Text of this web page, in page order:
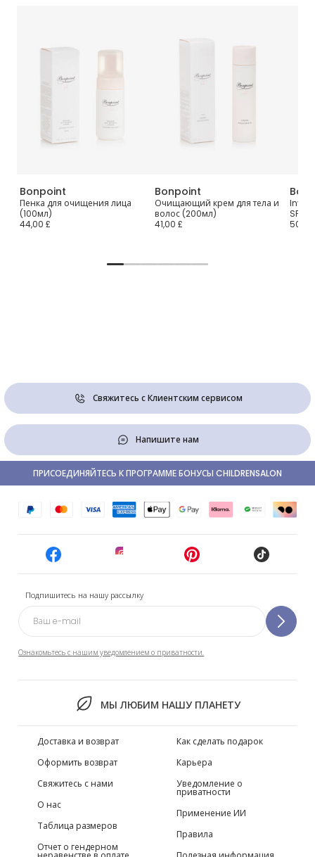
Bonpoint
Пенка для очищения лица
(100мл)
44,00 £
Bonpoint
Очищающий крем для тела и
волос (200мл)
41,00 £
50,00
Свяжитесь с Клиентским сервисом
Напишите нам
Подпишитесь на нашу рассылку
Ознакомьтесь с нашим уведомлением о приватности.
МЫ ЛЮБИМ НАШУ ПЛАНЕТУ
ПРИСОЕДИНЯЙТЕСЬ К ПРОГРАММЕ БОНУСЫ CHILDRENSALON
Доставка и возврат
Оформить возврат
Свяжитесь с нами
О нас
Таблица размеров
Отчет о гендерном
Как сделать подарок
Карьера
Уведомление о
приватности
Применение ИИ
Правила